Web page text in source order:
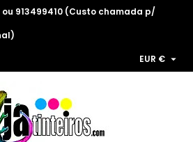
ou 913499410 (Custo chamada p/
EUR € 
de desejos ×
×
((modalDeleteText))
×
Cancelar Create wishlist
×
in to save products in your
Cancelar